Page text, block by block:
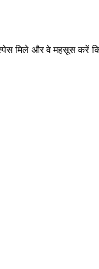
और वे महसूस करें कि